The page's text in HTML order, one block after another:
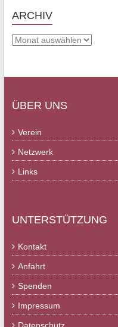
ARCHIV
Archiv
ÜBER UNS
Verein
Netzwerk
Links
UNTERSTÜTZUNG
Kontakt
Anfahrt
Spenden
Impressum
Datenschutz